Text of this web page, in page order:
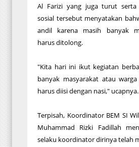
Al Farizi yang juga turut serta
sosial tersebut menyatakan
andil karena masih banyak
harus ditolong.
"Kita hari ini ikut kegiatan
banyak masyarakat atau
harus diisi dengan nasi," ucapnya.
Terpisah, Koordinator BEM SI
Muhammad Rizki Fadillah
selaku koordinator dirinya telah